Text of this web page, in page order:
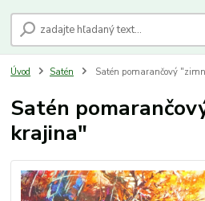
Úvod Satén Satén pomarančový
Satén
krajina"